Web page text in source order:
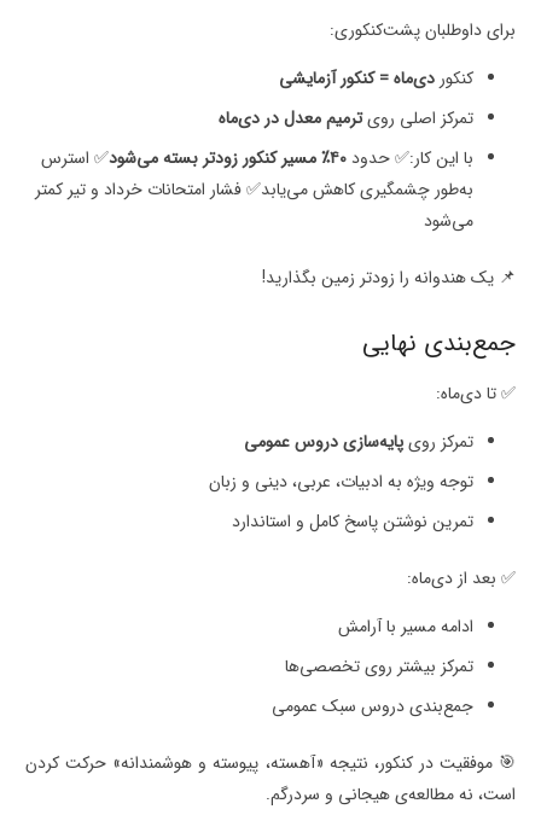
برای داوطلبان پشت‌کنکوری:
کنکور دی‌ماه = کنکور آزمایشی
تمرکز اصلی رویترمیم معدل در دی‌ماه
با این کار:✅ حدود ۴۰٪ مسیر کنکور زودتر بسته می‌شود
✅ استرس
به‌طور چشمگیری کاهش می‌یابد✅ فشار امتحانات خرداد و تیر کمتر
می‌شود
📌 یک هندوانه را زودتر زمین بگذارید!
جمع‌بندی نهایی
✅ تا دی‌ماه:
تمرکز رویپایه‌سازی دروس عمومی
توجه ویژه به ادبیات، عربی، دینی و زبان
تمرین نوشتن پاسخ کامل و استاندارد
✅ بعد از دی‌ماه:
ادامه مسیر با آرامش
تمرکز بیشتر روی تخصصی‌ها
جمع‌بندی دروس سبک عمومی
🎯 موفقیت در کنکور، نتیجه «آهسته، پیوسته و هوشمندانه» حرکت کردن
است، نه مطالعه‌ی هیجانی و سردرگم.